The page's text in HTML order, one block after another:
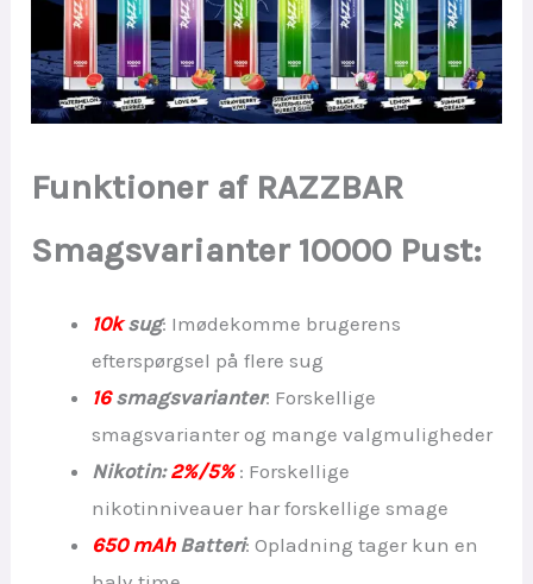
Funktioner af RAZZBAR
Smagsvarianter 10000 Pust:
10ksug: Imødekomme brugerens
efterspørgsel på flere sug
16smagsvarianter: Forskellige
smagsvarianter og mange valgmuligheder
Nikotin:2%/5% : Forskellige
nikotinniveauer har forskellige smage
650 mAhBatteri: Opladning tager kun en